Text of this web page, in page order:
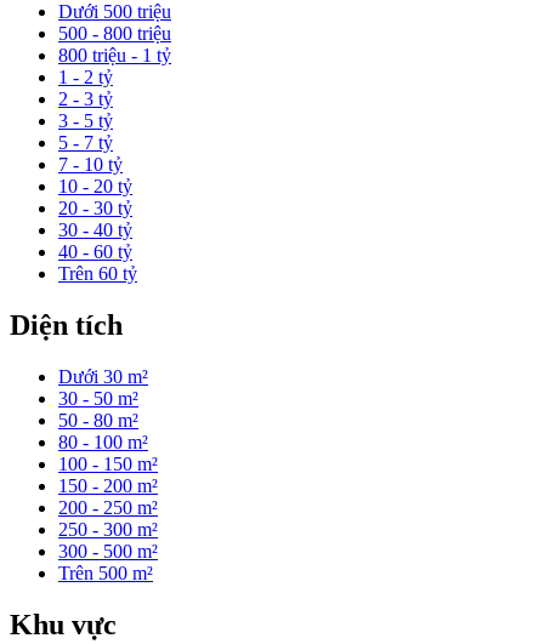
Dưới 500 triệu
500 - 800 triệu
800 triệu - 1 tỷ
1 - 2 tỷ
2 - 3 tỷ
3 - 5 tỷ
5 - 7 tỷ
7 - 10 tỷ
10 - 20 tỷ
20 - 30 tỷ
30 - 40 tỷ
40 - 60 tỷ
Trên 60 tỷ
Diện tích
Dưới 30 m²
30 - 50 m²
50 - 80 m²
80 - 100 m²
100 - 150 m²
150 - 200 m²
200 - 250 m²
250 - 300 m²
300 - 500 m²
Trên 500 m²
Khu vực